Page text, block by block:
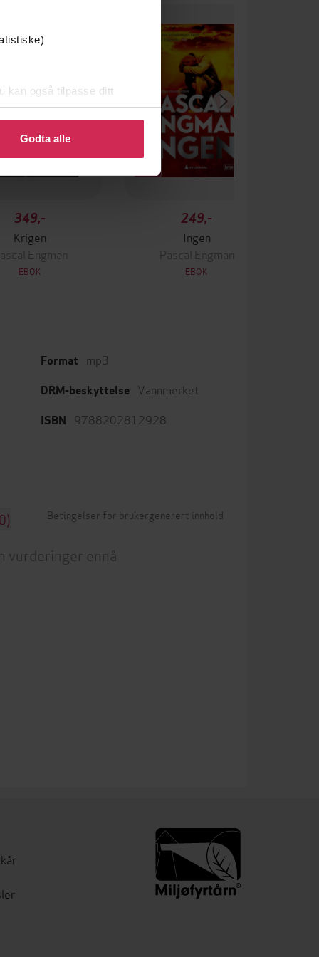
kan også tilpasse ditt
eller endre ditt samtykke.
Godta alle
349,-
Krigen
Engman
EBOK
249,-
Ingen
Pascal Engman
EBOK
Format mp3
DRM-beskyttelse Vannmerket
ISBN 9788202812928
Betingelser for brukergenerert innhold
vurderinger ennå